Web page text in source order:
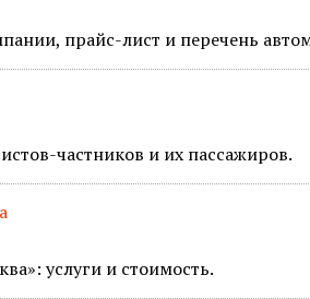
прайс-лист и перечень
частников и их пассажиров.
услуги и стоимость.